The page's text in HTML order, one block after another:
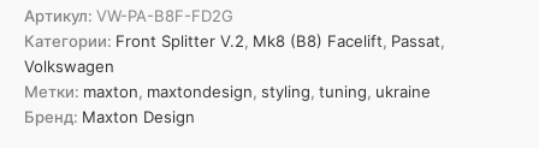
Design
Передний
сплиттер
V.2
для
Volkswagen
Артикул: VW-PA-B8F-FD2G
Категории: Front Splitter V.2, Mk8 (B8) Facelift, Passat,
Volkswagen
Метки: maxton, maxtondesign, styling, tuning, ukraine
Бренд: Maxton Design